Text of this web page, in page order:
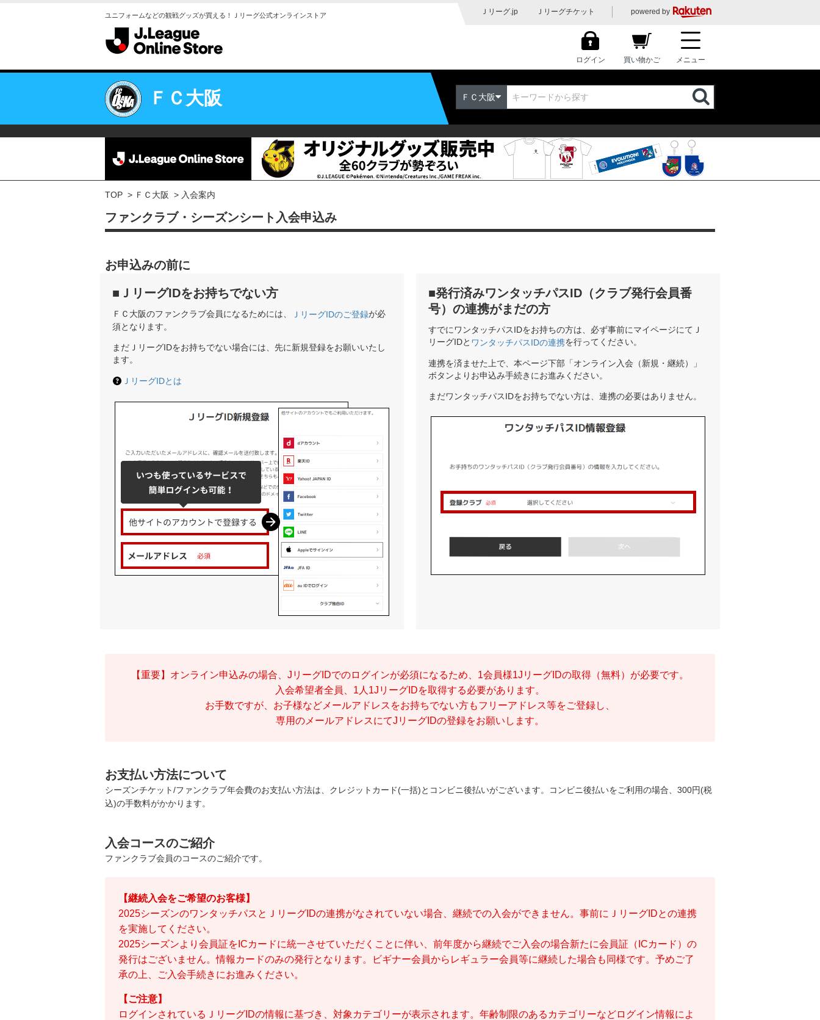
ユニフォームなどの観戦グッズが買える！Ｊリーグ公式オンラインストア Ｊリーグ.jp Ｊリーグチケット powered by
ログイン 買い物かご メニュー
ＦＣ大阪 ＦＣ大阪
TOP ＦＣ大阪 入会案内
ファンクラブ・シーズンシート入会申込み
お申込みの前に
■ＪリーグIDをお持ちでない方
ＦＣ大阪のファンクラブ会員になるためには、 ＪリーグIDのご登録が必
須となります。
まだＪリーグIDをお持ちでない場合には、先に新規登録をお願いいたし
ます。
ＪリーグIDとは
■発行済みワンタッチパスID（クラブ発行会員番
号）の連携がまだの方
すでにワンタッチパスIDをお持ちの方は、必ず事前にマイページにてＪ
リーグIDと ワンタッチパスIDの連携を行ってください。
連携を済ませた上で、本ページ下部「オンライン入会（新規・継続）」
ボタンよりお申込み手続きにお進みください。
まだワンタッチパスIDをお持ちでない方は、連携の必要はありません。
【重要】オンライン申込みの場合、JリーグIDでのログインが必須になるため、1会員様1JリーグIDの取得（無料）が必要です。
入会希望者全員、1人1JリーグIDを取得する必要があります。
お手数ですが、お子様などメールアドレスをお持ちでない方もフリーアドレス等をご登録し、
専用のメールアドレスにてJリーグIDの登録をお願いします。
お支払い方法について
シーズンチケット/ファンクラブ年会費のお支払い方法は、クレジットカード(一括)とコンビニ後払いがございます。コンビニ後払いをご利用の場合、300円(税
込)の手数料がかかります。
入会コースのご紹介
ファンクラブ会員のコースのご紹介です。
【継続入会をご希望のお客様】
2025シーズンのワンタッチパスとＪリーグIDの連携がなされていない場合、継続での入会ができません。事前にＪリーグIDとの連携
を実施してください。
2025シーズンより会員証をICカードに統一させていただくことに伴い、前年度から継続でご入会の場合新たに会員証（ICカード）の
発行はございません。情報カードのみの発行となります。ビギナー会員からレギュラー会員等に継続した場合も同様です。予めご了
承の上、ご入会手続きにお進みください。
【ご注意】
ログインされているＪリーグIDの情報に基づき、対象カテゴリーが表示されます。年齢制限のあるカテゴリーなどログイン情報によ